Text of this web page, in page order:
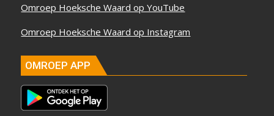
Omroep Hoeksche Waard op YouTube
Omroep Hoeksche Waard op Instagram
OMROEP APP